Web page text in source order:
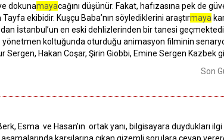
dokunamayacağını düşünür. Fakat, hafızasına pek de
ekibidir. Kuşçu Baba’nın söylediklerini araştırmaya
İstanbul’un en eski dehlizlerinden bir tanesi
yönetmen koltuğunda oturduğu animasyon filminin
Hakan Coşar, Şirin Giobbi, Emine Sergen Kazbek
Son
Esma ve Hasan’ın ortak yanı, bilgisayara duydukları